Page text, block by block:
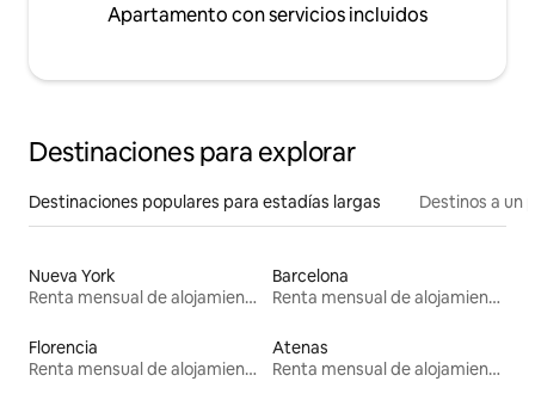
Apartamento con servicios incluidos
Destinaciones para explorar
Destinaciones populares para estadías largas Destinos a un
Nueva York
Renta mensual de alojamientos
Barcelona
Renta mensual de alojamientos
Florencia
Renta mensual de alojamientos
Atenas
Renta mensual de alojamientos